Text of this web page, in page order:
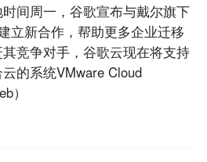
间周一，谷歌宣布与戴尔旗下
立新合作，帮助更多企业迁移
竞争对手，谷歌云现在将支持
的系统VMware Cloud
）